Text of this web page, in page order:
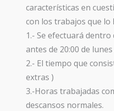
características en
con los trabajos que lo
1.- Se efectuará
antes de 20:00 de
2.- El tiempo que
extras )
3.-Horas trabajadas
descansos normales.